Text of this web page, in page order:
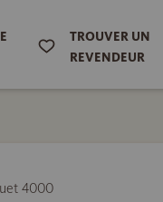
TROUVER UN
REVENDEUR
4000